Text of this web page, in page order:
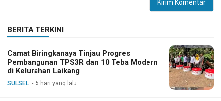
BERITA TERKINI
Camat Biringkanaya Tinjau Progres
Pembangunan TPS3R dan 10 Teba Modern
di Kelurahan Laikang
SULSEL 5 hari yang lalu